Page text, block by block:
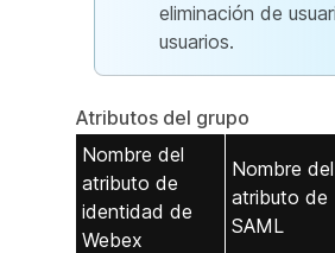
eliminación de
usuarios.
Atributos del grupo
Nombre del
atributo de
identidad de
Webex
Nombre del
atributo de
SAML